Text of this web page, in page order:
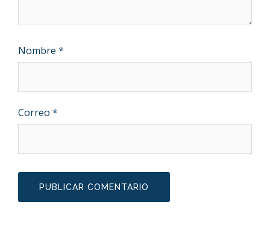
Nombre *
Correo *